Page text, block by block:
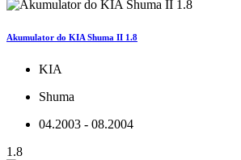
Akumulator do KIA Shuma II 1.8
KIA
Shuma
04.2003 - 08.2004
1.8